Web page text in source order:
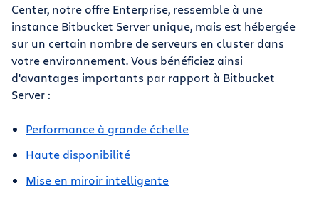
Center, notre offre Enterprise, ressemble à une
instance Bitbucket Server unique, mais est hébergée
sur un certain nombre de serveurs en cluster dans
votre environnement. Vous bénéficiez ainsi
d'avantages importants par rapport à Bitbucket
Server :
Performance à grande échelle
Haute disponibilité
Mise en miroir intelligente